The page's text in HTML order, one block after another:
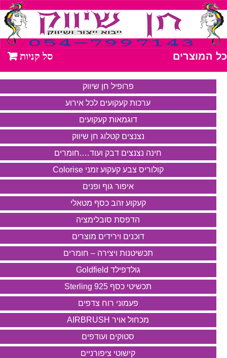
כל המוצרים
פרופיל חן שיווק
ערכות קעקועים לכל אירוע
דוגמאות קעקועים
נצנצים קטלוג חן שיווק
חינה נצנצים דבק ועוד….חומרים
קולוריס צבע קעקוע זמני Colorise
איפור גוף ופנים
קעקוע זהב כסף מטאלי
הדפסת סובלימציה
דוכנים וירידים מוצרים
תכשיטנות ויצירה – חומרים
גולדפילד Goldfield
תכשיטי כסף 925 Sterling
פעמוני רוח צדפים
מכחול אויר AIRBRUSH
סטוקים ועודפים
קישוטי ציפורניים